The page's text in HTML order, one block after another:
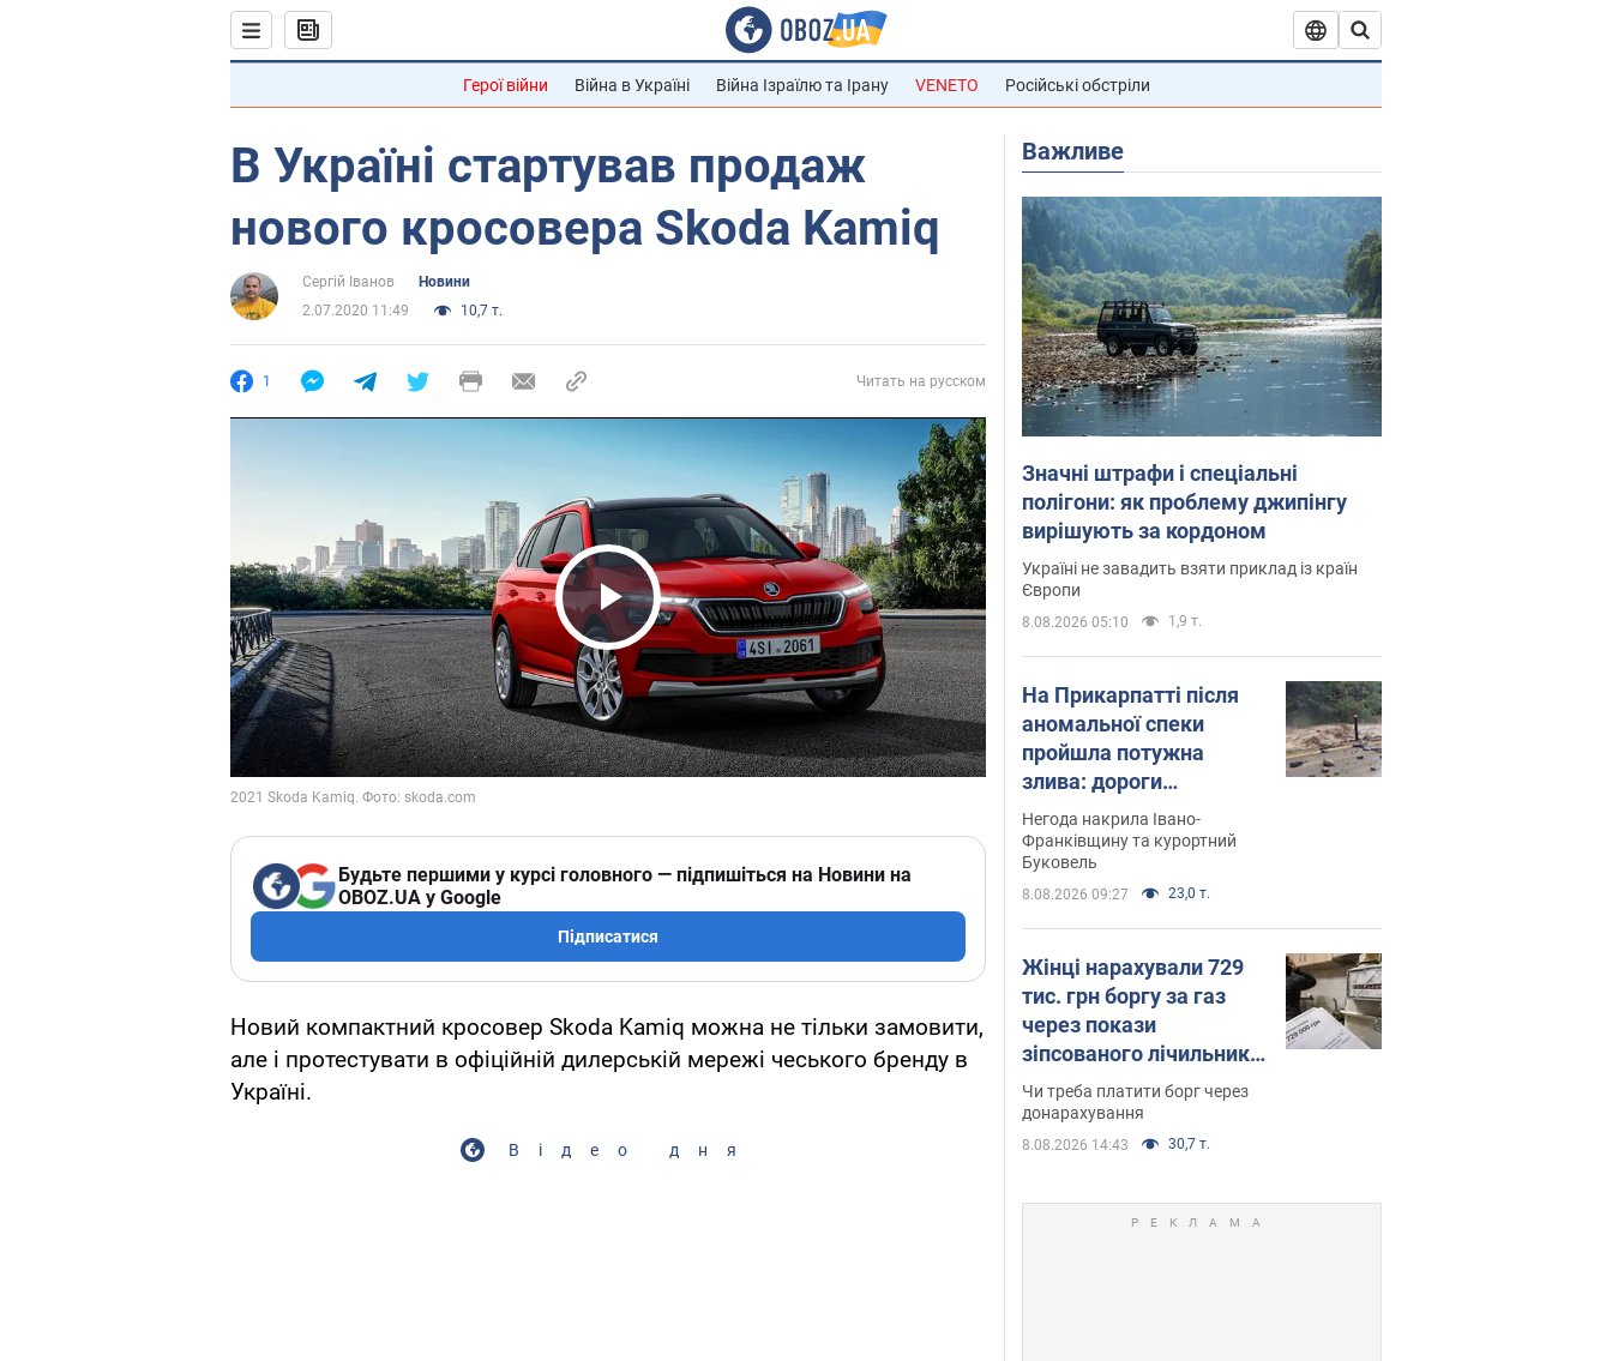
Герої війни Війна в Україні Війна Ізраїлю та Ірану VENETO Російські обстріли
В Україні стартував продаж
нового кросовера Skoda Kamiq
Сергій Іванов
Новини
2.07.2020 11:49
10,7 т.
1 Читать на русском
Play Video
Будьте першими у курсі головного — підпишіться на Новини на
OBOZ.UA у Google
Підписатися
Новий компактний кросовер Skoda Kamiq можна не тільки замовити,
але і протестувати в офіційній дилерській мережі чеського бренду в
Україні.
Відео дня
Важливе
Значні штрафи і спеціальні
полігони: як проблему джипінгу
вирішують за кордоном
Україні не завадить взяти приклад із країн
Європи
8.08.2026 05:10 1,9 т.
На Прикарпатті після
аномальної спеки
пройшла потужна
злива: дороги
перетворились на
річки. Відео
Негода накрила Івано-
Франківщину та курортний
Буковель
8.08.2026 09:27 23,0 т.
Жінці нарахували 729
тис. грн боргу за газ
через покази
зіпсованого лічильника:
суддя ухвалив
неочікуване рішення
Чи треба платити борг через
донарахування
8.08.2026 14:43 30,7 т.